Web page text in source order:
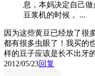
息，本妈决定自己
豆浆机的时候， ...
因为这些黄豆已经放了很
都有很多虫眼了！我买的
样的豆子应该是长不出牙
2012/05/23回复